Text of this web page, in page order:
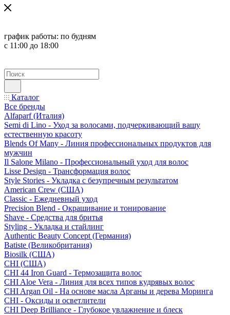
график работы: по будням
с 11:00 до 18:00
Каталог
Все бренды
Alfaparf (Италия)
Semi di Lino - Уход за волосами, подчеркивающий вашу
естественную красоту
Blends Of Many - Линия профессиональных продуктов для
мужчин
Il Salone Milano - Профессиональный уход для волос
Lisse Design - Трансформация волос
Style Stories - Укладка с безупречным результатом
American Crew (США)
Classic - Ежедневный уход
Precision Blend - Окрашивание и тонирование
Shave - Средства для бритья
Styling - Укладка и стайлинг
Authentic Beauty Concept (Германия)
Batiste (Великобритания)
Biosilk (США)
CHI (США)
CHI 44 Iron Guard - Термозащита волос
CHI Aloe Vera - Линия для всех типов кудрявых волос
CHI Argan Oil - На основе масла Арганы и дерева Моринга
CHI - Оксиды и осветлители
CHI Deep Brilliance - Глубокое увлажнение и блеск